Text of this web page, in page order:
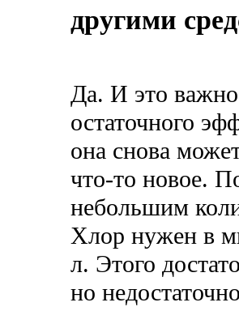
другими
Да. И это
остаточного
она снова
что-то новое.
небольшим
Хлор нужен в
л. Этого
но